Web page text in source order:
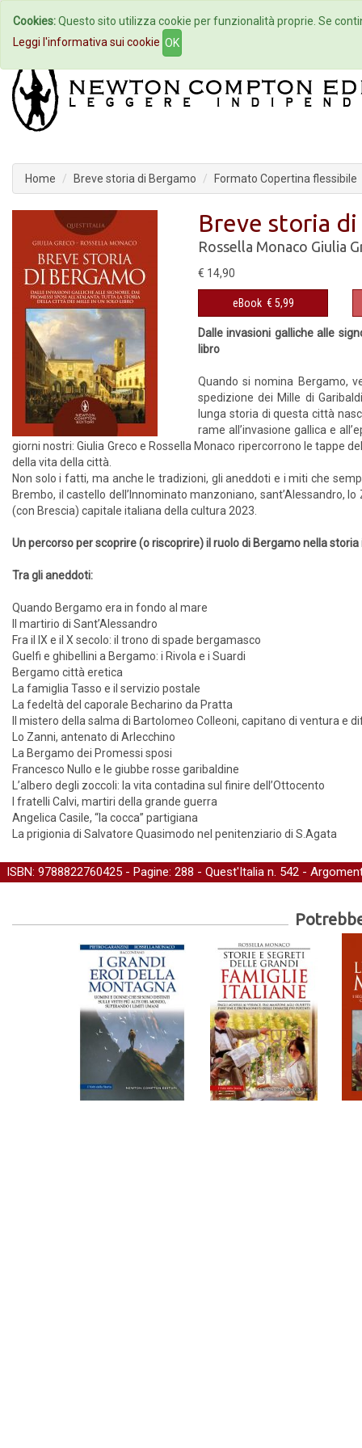
Home Autori Eventi
Home Breve storia di Bergamo Formato Copertina flessibile
Breve storia
Rossella Monaco Giulia
€ 14,90
eBook € 5,99
Dalle invasioni galliche alle
libro
Quando si nomina Bergamo,
spedizione dei Mille di
lunga storia di questa città
rame all’invasione gallica e
giorni nostri: Giulia Greco e Rossella Monaco ripercorrono le tappe
della vita della città.
Non solo i fatti, ma anche le tradizioni, gli aneddoti e i miti che
Brembo, il castello dell’Innominato manzoniano, sant’Alessandro,
(con Brescia) capitale italiana della cultura 2023.
Un percorso per scoprire (o riscoprire) il ruolo di Bergamo nella
Tra gli aneddoti:
Quando Bergamo era in fondo al mare
Il martirio di Sant’Alessandro
Fra il IX e il X secolo: il trono di spade bergamasco
Guelfi e ghibellini a Bergamo: i Rivola e i Suardi
Bergamo città eretica
La famiglia Tasso e il servizio postale
La fedeltà del caporale Becharino da Pratta
Il mistero della salma di Bartolomeo Colleoni, capitano di ventura e
Lo Zanni, antenato di Arlecchino
La Bergamo dei Promessi sposi
Francesco Nullo e le giubbe rosse garibaldine
L’albero degli zoccoli: la vita contadina sul finire dell’Ottocento
I fratelli Calvi, martiri della grande guerra
Angelica Casile, “la cocca” partigiana
La prigionia di Salvatore Quasimodo nel penitenziario di S.Agata
ISBN: 9788822760425 - Pagine: 288 - Quest'Italia n. 542 -
Cookies:Questo sito utilizza cookie per funzionalità proprie. Se
Leggi l'informativa sui cookie OK